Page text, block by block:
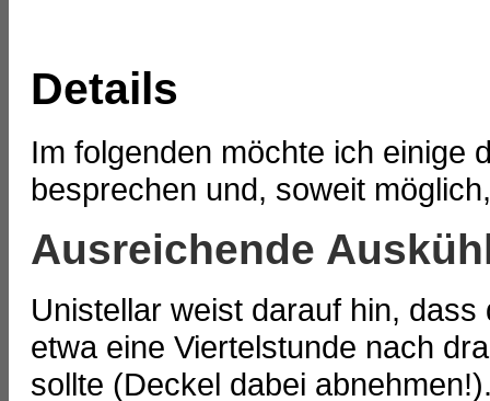
Details
Im folgenden möchte ich einige
besprechen und, soweit
Ausreichende
Unistellar weist darauf hin,
etwa eine Viertelstunde nach
sollte (Deckel dabei